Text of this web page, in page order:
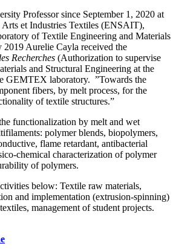
Professor since September 1, 2020 at
Arts et Industries Textiles (ENSAIT),
of Textile Engineering and Materials
Aurelie Cayla received the
Recherches (Authorization to supervise
and Structural Engineering at the
GEMTEX laboratory. ”Towards the
fibers, by melt process, for the
of textile structures.”
functionalization by melt and wet
polymer blends, biopolymers,
flame retardant, antibacterial
chemical characterization of polymer
of polymers.
below: Textile raw materials,
and implementation (extrusion-spinning)
management of student projects.